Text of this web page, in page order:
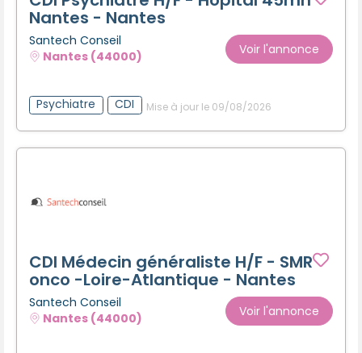
Nantes - Nantes
Santech Conseil
Nantes (44000)
Voir l'annonce
Psychiatre CDI Mise à jour le 09/08/2026
CDI Médecin généraliste H/F - SMR
onco -Loire-Atlantique - Nantes
Santech Conseil
Nantes (44000)
Voir l'annonce